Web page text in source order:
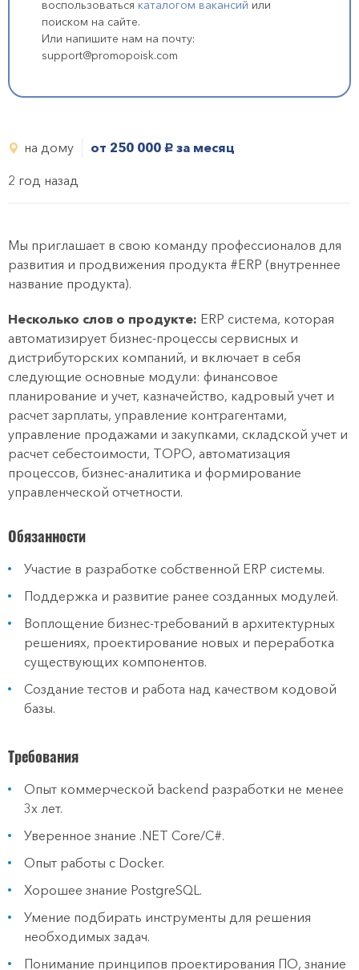
воспользоваться каталогом вакансий или
поиском на сайте.
Или напишите нам на почту:
support@promopoisk.com
на дому от 250 000 руб. за месяц
2 год назад
Мы приглашает в свою команду профессионалов для
развития и продвижения продукта #ERP (внутреннее
название продукта).
Несколько слов о продукте: ERP система, которая
автоматизирует бизнес-процессы сервисных и
дистрибуторских компаний, и включает в себя
следующие основные модули: финансовое
планирование и учет, казначейство, кадровый учет и
расчет зарплаты, управление контрагентами,
управление продажами и закупками, складской учет и
расчет себестоимости, ТОРО, автоматизация
процессов, бизнес-аналитика и формирование
управленческой отчетности.
Обязанности
Участие в разработке собственной ERP системы.
Поддержка и развитие ранее созданных модулей.
Воплощение бизнес-требований в архитектурных
решениях, проектирование новых и переработка
существующих компонентов.
Создание тестов и работа над качеством кодовой
базы.
Требования
Опыт коммерческой backend разработки не менее
3х лет.
Уверенное знание .NET Core/C#.
Опыт работы с Docker.
Хорошее знание PostgreSQL.
Умение подбирать инструменты для решения
необходимых задач.
Понимание принципов проектирования ПО, знание